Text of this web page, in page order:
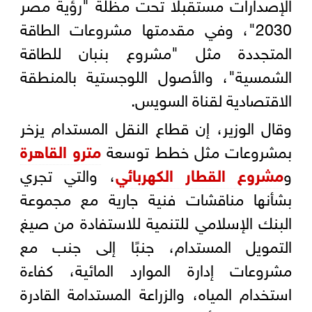
2030"، وفي مقدمتها مشروعات الطاقة
المتجددة مثل "مشروع بنبان للطاقة
الشمسية"، والأصول اللوجستية بالمنطقة
الاقتصادية لقناة السويس.
وقال الوزير، إن قطاع النقل المستدام يزخر
بمشروعات مثل خطط توسعةمترو القاهرة
ومشروع القطار الكهربائي، والتي تجري
بشأنها مناقشات فنية جارية مع مجموعة
البنك الإسلامي للتنمية للاستفادة من صيغ
التمويل المستدام، جنبًا إلى جنب مع
مشروعات إدارة الموارد المائية، كفاءة
استخدام المياه، والزراعة المستدامة القادرة